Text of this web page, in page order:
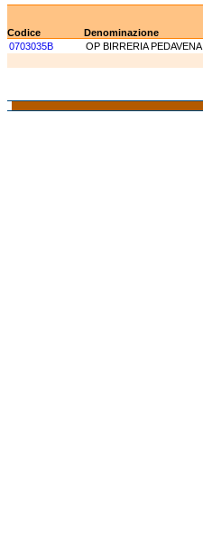
Codice
Denominazione
0703035B
OP BIRRERIA PEDAVENA